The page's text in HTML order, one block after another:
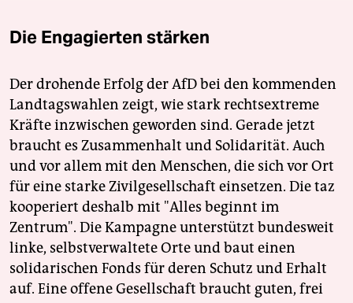
Die Engagierten stärken
Der drohende Erfolg der AfD bei den kommenden
Landtagswahlen zeigt, wie stark rechtsextreme
Kräfte inzwischen geworden sind. Gerade jetzt
braucht es Zusammenhalt und Solidarität. Auch
und vor allem mit den Menschen, die sich vor Ort
für eine starke Zivilgesellschaft einsetzen. Die taz
kooperiert deshalb mit "Alles beginnt im
Zentrum". Die Kampagne unterstützt bundesweit
linke, selbstverwaltete Orte und baut einen
solidarischen Fonds für deren Schutz und Erhalt
auf. Eine offene Gesellschaft braucht guten, frei